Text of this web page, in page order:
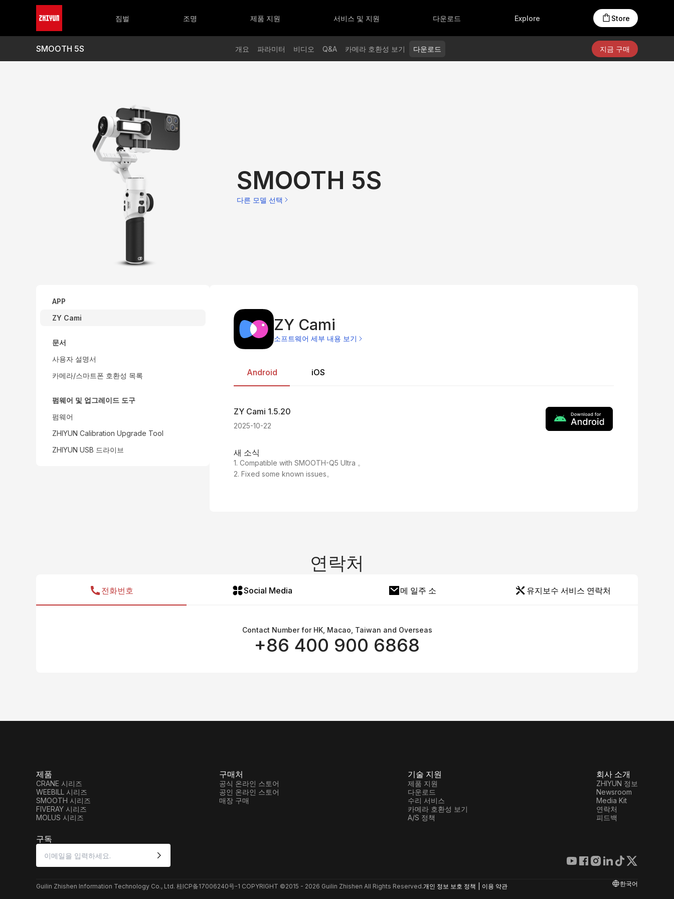
짐벌
CRANE-M 3S
SMOOTH 5S AI
SMOOTH-Q4
제품 자료
조명
FIVERAY M40 SE
FIVERAY M20C/M20
FIVERAY V60
MOLUS G300
MOLUS X60RGB/X60
MOLUS G200
제품 지원 서비스 및 지원 다운로드 Explore Store
SMOOTH 5S 개요 파라미터 비디오 Q&A 카메라 호환성 보기 다운로드 지금 구매
SMOOTH 5S
다른 모델 선택
APP
ZY Cami
문서
사용자 설명서
카메라/스마트폰 호환성 목록
펌웨어 및 업그레이드 도구
펌웨어
ZHIYUN Calibration Upgrade Tool
ZHIYUN USB 드라이브
ZY Cami
소프트웨어 세부 내용 보기
Android iOS
ZY Cami 1.5.20
2025-10-22
새 소식
1. Compatible with SMOOTH-Q5 Ultra 。
2. Fixed some known issues。
연락처
전화번호 Social Media 메 일주 소 유지보수 서비스 연락처
Contact Number for HK, Macao, Taiwan and Overseas
+86 400 900 6868
제품
CRANE 시리즈
WEEBILL 시리즈
SMOOTH 시리즈
FIVERAY 시리즈
MOLUS 시리즈
구매처
공식 온라인 스토어
공인 온라인 스토어
매장 구매
기술 지원
제품 지원
다운로드
수리 서비스
카메라 호환성 보기
A/S 정책
회사 소개
ZHIYUN 정보
Newsroom
Media Kit
연락처
피드백
구독
Guilin Zhishen Information Technology Co., Ltd. 桂ICP备17006240号-1 COPYRIGHT ©2015 - 2026 Guilin Zhishen All Rights Reserved.개인 정보 보호 정책 이용 약관 한국어
온라인 고객 서비스
+86 400 900 6868
수리 서비스